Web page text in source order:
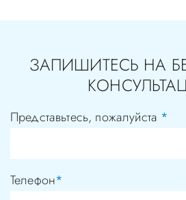
ЗАПИШИТЕСЬ НА
Представьтесь, пожалуйста *
Телефон*